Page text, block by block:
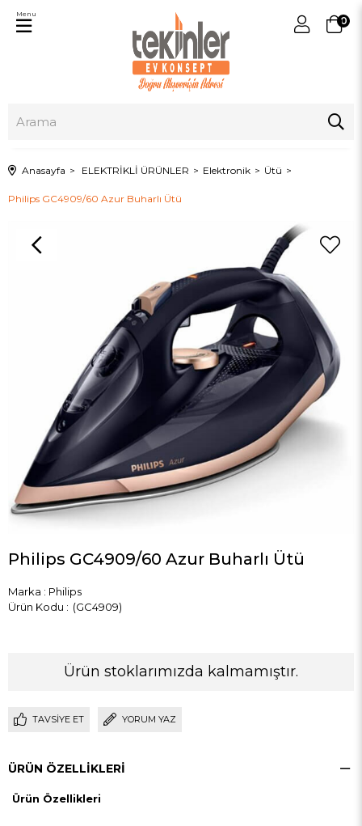
0
Menu
Anasayfa ELEKTRİKLİ ÜRÜNLER Elektronik Ütü
Philips GC4909/60 Azur Buharlı Ütü
Philips GC4909/60 Azur Buharlı Ütü
Marka : Philips
(GC4909)
Ürün stoklarımızda kalmamıştır.
TAVSIYE ET YORUM YAZ
ÜRÜN ÖZELLIKLERI
Ürün Özellikleri